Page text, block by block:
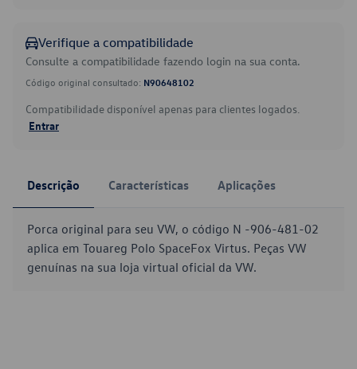
Verifique a compatibilidade
Consulte a compatibilidade fazendo login na sua conta.
Código original consultado: N90648102
Compatibilidade disponível apenas para clientes logados.
Entrar
Descrição Características Aplicações
Porca original para seu VW, o código N -906-481-02
aplica em Touareg Polo SpaceFox Virtus. Peças VW
genuínas na sua loja virtual oficial da VW.